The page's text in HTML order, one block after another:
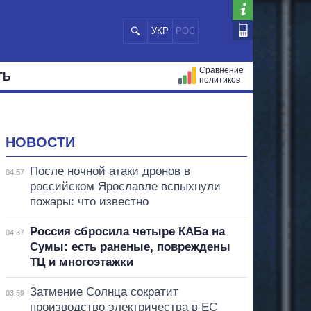
УКР РОС
Сравнение
политиков
НОВОСТИ
04:57
После ночной атаки дронов в
российском Ярославле вспыхнули
пожары: что известно
04:37
Россия сбросила четыре КАБа на
Сумы: есть раненые, повреждены
ТЦ и многоэтажки
03:59
Затмение Солнца сократит
производство электричества в ЕС